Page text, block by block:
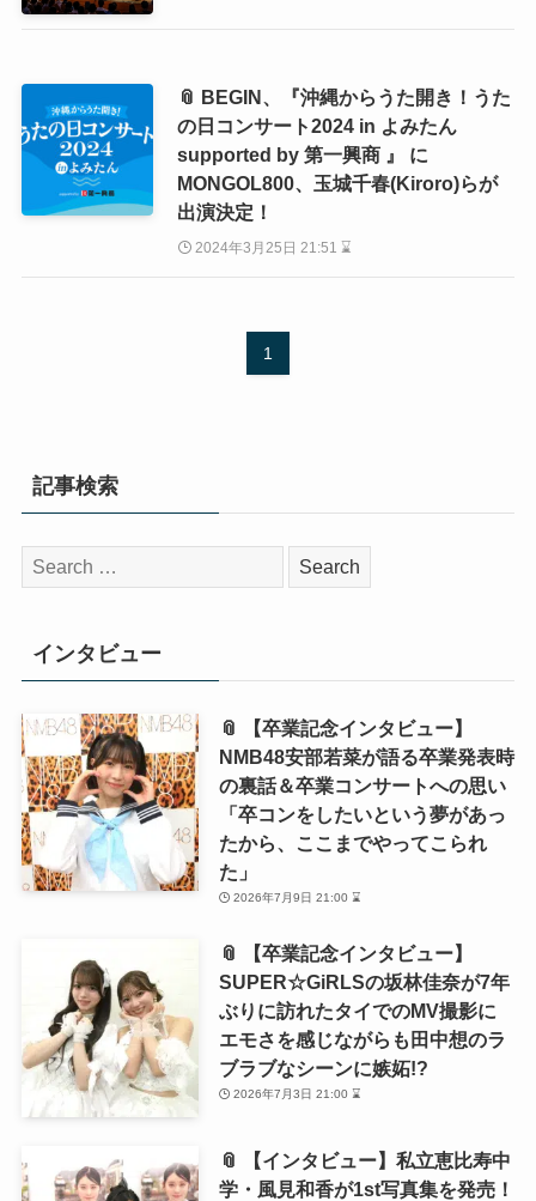
📎 BEGIN、『沖縄からうた開き！うた
の日コンサート2024 in よみたん
supported by 第一興商 』 に
MONGOL800、玉城千春(Kiroro)らが
出演決定！
2024年3月25日 21:51 ⌛
1
記事検索
検
索:
インタビュー
📎 【卒業記念インタビュー】
NMB48安部若菜が語る卒業発表時
の裏話＆卒業コンサートへの思い
「卒コンをしたいという夢があっ
たから、ここまでやってこられ
た」
2026年7月9日 21:00 ⌛
📎 【卒業記念インタビュー】
SUPER☆GiRLSの坂林佳奈が7年
ぶりに訪れたタイでのMV撮影に
エモさを感じながらも田中想のラ
ブラブなシーンに嫉妬!?
2026年7月3日 21:00 ⌛
📎 【インタビュー】私立恵比寿中
学・風見和香が1st写真集を発売！